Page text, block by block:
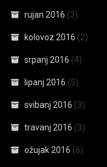
rujan 2016 (3)
kolovoz 2016 (2)
srpanj 2016 (4)
lipanj 2016 (5)
svibanj 2016 (3)
travanj 2016 (3)
ožujak 2016 (6)